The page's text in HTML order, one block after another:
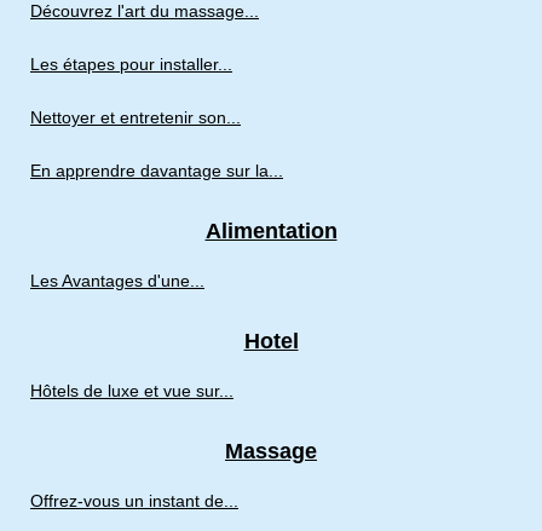
Découvrez l'art du massage...
Les étapes pour installer...
Nettoyer et entretenir son...
En apprendre davantage sur la...
Alimentation
Les Avantages d'une...
Hotel
Hôtels de luxe et vue sur...
Massage
Offrez-vous un instant de...